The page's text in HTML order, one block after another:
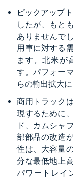
ピックアップ
したが、もと
ありませんで
用車に対する
ます。北米が
す。パフォー
らの輸出拡大
商用トラック
現するために
ド、カムシャ
部部品の改造
性は、大容量
分な最低地上
パワートレイ